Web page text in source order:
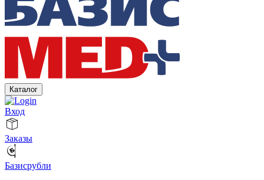
Каталог
Вход
Заказы
Базисрубли